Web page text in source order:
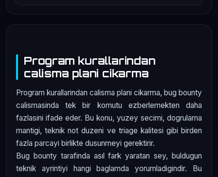
Program kurallarindan
calisma plani cikarma
Program kurallarindan calisma plani cikarma, bug bounty
calismasinda tek bir komutu ezberlemekten daha
fazlasini ifade eder. Bu konu, yuzey secimi, dogrulama
mantigi, teknik not duzeni ve triage kalitesi gibi birden
fazla parcayi birlikte dusunmeyi gerektirir.
Bug bounty tarafinda asıl fark yaratan sey, buldugun
teknik ayrintiyi hangi baglamda yorumladigindir. Bu